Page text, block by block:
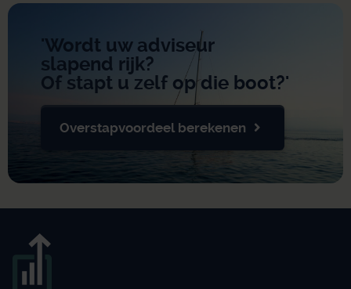
'Wordt uw adviseur
slapend rijk?
Of stapt u zelf op die boot?'
Overstapvoordeel berekenen